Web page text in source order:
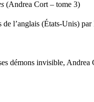
(Andrea Cort – tome 3)
de l’anglais (États-Unis)
démons invisible,